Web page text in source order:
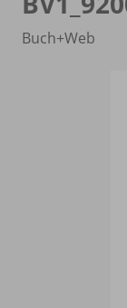
Buch+Web